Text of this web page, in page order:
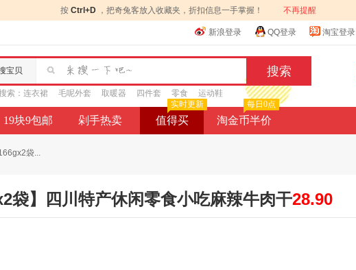
按 Ctrl+D ，把奇兔客放入收藏夹，折扣信息一手掌握！ 不再提醒
新浪登录 QQ登录 淘宝登录
宝贝
索： 连衣裙 毛呢外套 取暖器 四件套 零食 运动鞋
19块9包邮 剁手热卖 值得买
实时更新
淘金币半价
每日0点
袋...
袋】四川特产休闲零食小吃麻辣牛肉干28.90